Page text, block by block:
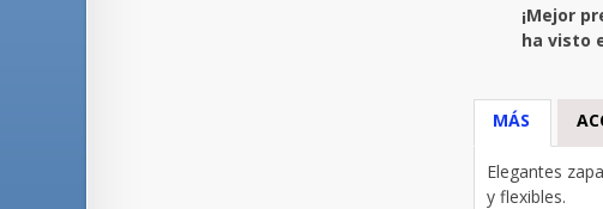
¡Mejor
ha visto
MÁS
Elegantes
y flexibles.